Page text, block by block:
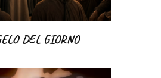
DEL GIORNO